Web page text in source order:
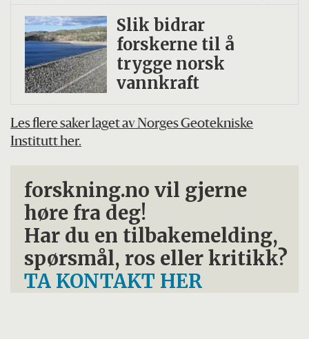
Slik bidrar
forskerne til å
trygge norsk
vannkraft
Les flere saker laget av Norges Geotekniske
Institutt her.
forskning.no vil gjerne
høre fra deg!
Har du en tilbakemelding,
spørsmål, ros eller kritikk?
TA KONTAKT HER